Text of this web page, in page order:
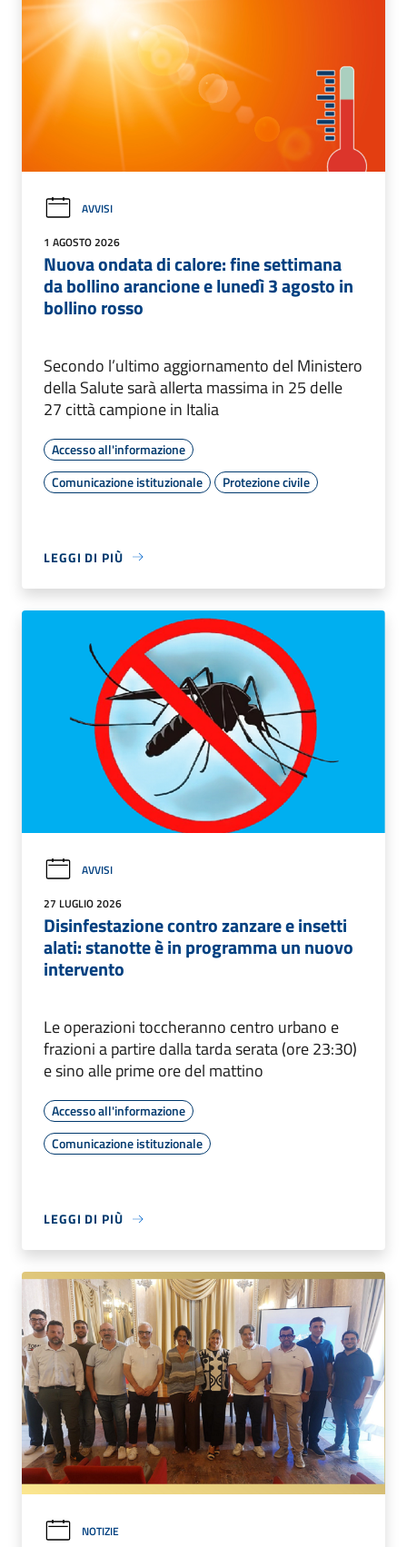
AVVISI
1 AGOSTO 2026
Nuova ondata di calore: fine settimana
da bollino arancione e lunedì 3 agosto in
bollino rosso
Secondo l’ultimo aggiornamento del Ministero
della Salute sarà allerta massima in 25 delle
27 città campione in Italia
Accesso all'informazione
Comunicazione istituzionale
Protezione civile
LEGGI DI PIÙ
AVVISI
27 LUGLIO 2026
Disinfestazione contro zanzare e insetti
alati: stanotte è in programma un nuovo
intervento
Le operazioni toccheranno centro urbano e
frazioni a partire dalla tarda serata (ore 23:30)
e sino alle prime ore del mattino
Accesso all'informazione
Comunicazione istituzionale
LEGGI DI PIÙ
NOTIZIE